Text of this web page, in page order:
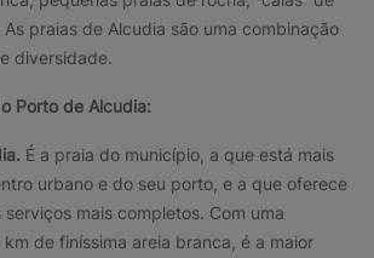
praias de Alcudia são uma combinação
diversidade.
Porto de Alcudia:
É a praia do município, a que está mais
urbano e do seu porto, e a que oferece
serviços mais completos. Com uma
de finíssima areia branca, é a maior